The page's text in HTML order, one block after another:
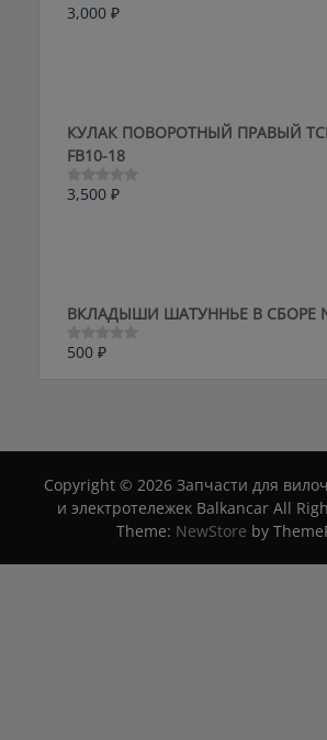
Оценка
3,000 ₽
КУЛАК ПОВОРОТНЫЙ ПРАВЫЙ
FB10-18
Оценка
3,500 ₽
ВКЛАДЫШИ ШАТУННЬЕ В СБОРЕ
Оценка
500 ₽
Copyright © 2026 Запчасти для
и электротележек Balkancar All
Theme: NewStore by